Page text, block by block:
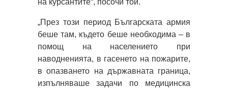
„През този период Българската армия
беше там, където беше необходима – в
помощ на населението при
наводненията, в гасенето на пожарите,
в опазването на държавната граница,
изпълняваше задачи по медицинска